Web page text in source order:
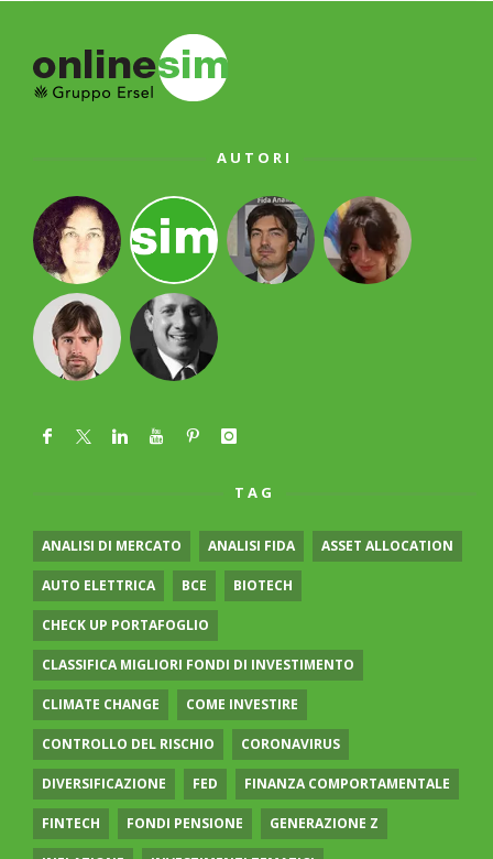
AUTORI
TAG
ANALISI DI MERCATO ANALISI FIDA ASSET ALLOCATION
AUTO ELETTRICA BCE BIOTECH
CHECK UP PORTAFOGLIO
CLASSIFICA MIGLIORI FONDI DI INVESTIMENTO
CLIMATE CHANGE COME INVESTIRE
CONTROLLO DEL RISCHIO CORONAVIRUS
DIVERSIFICAZIONE FED FINANZA COMPORTAMENTALE
FINTECH FONDI PENSIONE GENERAZIONE Z